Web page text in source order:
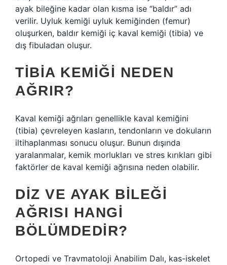
ayak bileğine kadar olan kısma ise “baldır” adı
verilir. Uyluk kemiği uyluk kemiğinden (femur)
oluşurken, baldır kemiği iç kaval kemiği (tibia) ve
dış fibuladan oluşur.
TIBIA KEMIĞI NEDEN
AĞRIR?
Kaval kemiği ağrıları genellikle kaval kemiğini
(tibia) çevreleyen kasların, tendonların ve dokuların
iltihaplanması sonucu oluşur. Bunun dışında
yaralanmalar, kemik morlukları ve stres kırıkları gibi
faktörler de kaval kemiği ağrısına neden olabilir.
DIZ VE AYAK BILEĞI
AĞRISI HANGI
BÖLÜMDEDIR?
Ortopedi ve Travmatoloji Anabilim Dalı, kas-iskelet